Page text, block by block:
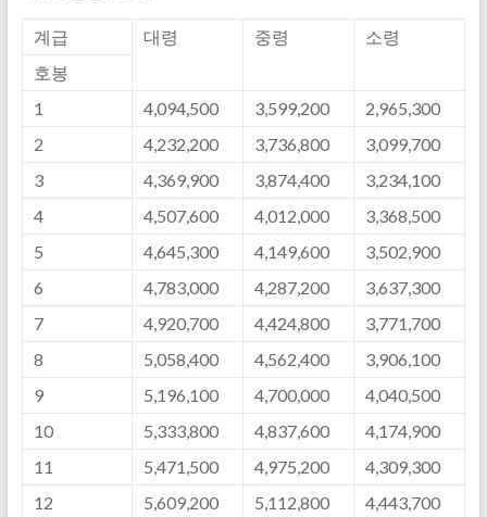
계급 대령 중령
소령
호봉
1
4,094,500 3,599,200
2,965,300
2
4,232,200 3,736,800
3,099,700
3
4,369,900 3,874,400
3,234,100
4
4,507,600 4,012,000
3,368,500
5
4,645,300 4,149,600
3,502,900
6
4,783,000 4,287,200
3,637,300
7
4,920,700 4,424,800
3,771,700
8
5,058,400 4,562,400
3,906,100
9
5,196,100 4,700,000
4,040,500
10
5,333,800 4,837,600
4,174,900
11
5,471,500 4,975,200
4,309,300
12
5,609,200 5,112,800 4,443,700